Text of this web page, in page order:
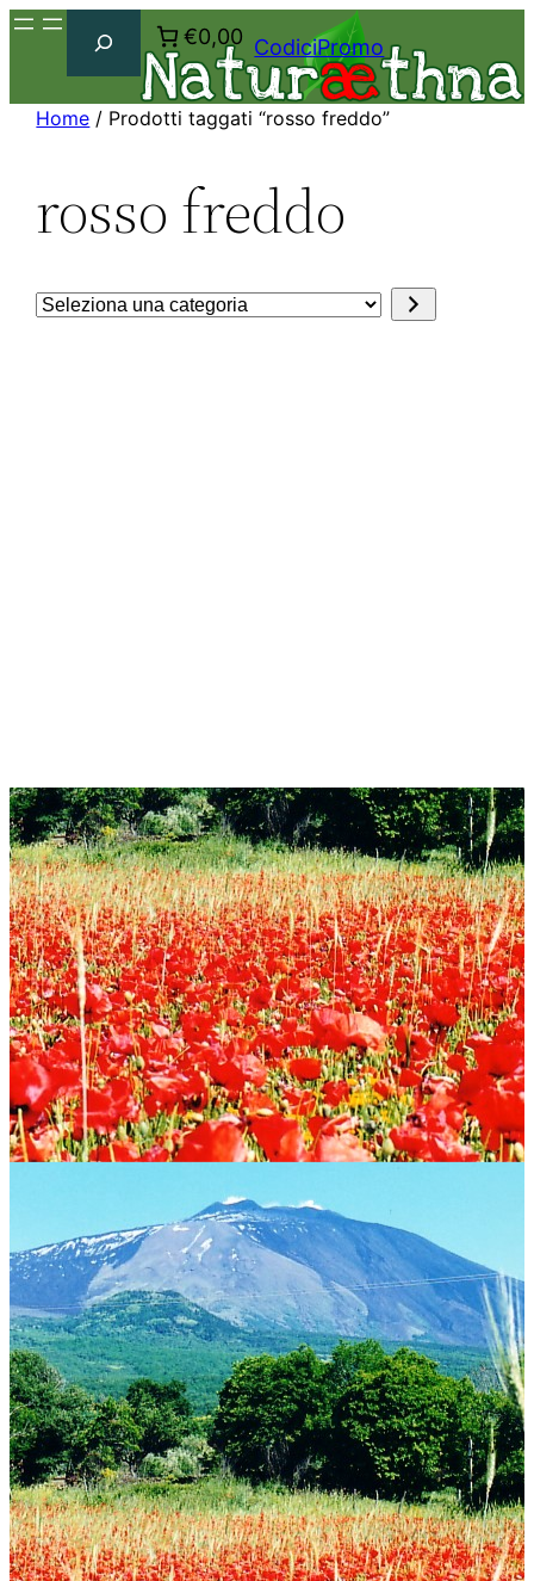
€0,00 CodiciPromo
Home / Prodotti taggati “rosso freddo”
rosso freddo
Seleziona